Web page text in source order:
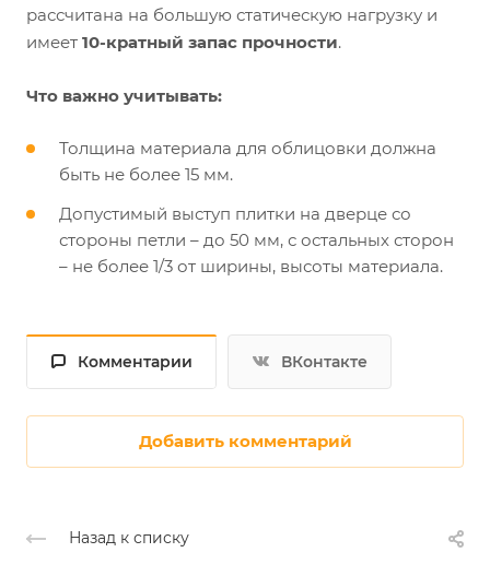
рассчитана на большую статическую нагрузку и
имеет 10-кратный запас прочности.
Что важно учитывать:
Толщина материала для облицовки должна
быть не более 15 мм.
Допустимый выступ плитки на дверце со
стороны петли – до 50 мм, с остальных сторон
– не более 1/3 от ширины, высоты материала.
Комментарии ВКонтакте
Добавить комментарий
Назад к списку